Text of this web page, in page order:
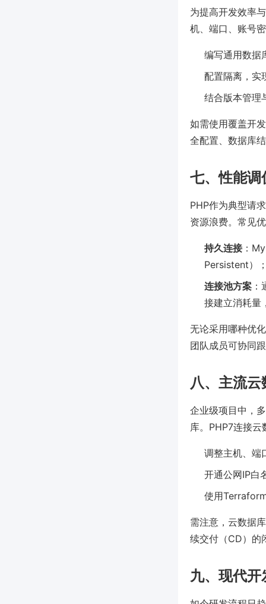
为提高开发效率
机、端口、账号
编写通用数据
配置隔离，实
结合版本管理
如需使用覆盖开
全配置、数据库
七、性能调
PHP作为典型请
资源浪费。常见
持久连接：
Persistent）
连接池方案
接建立消耗量
无论采用哪种优
团队成员可协同
八、主流
企业级项目中，
库。PHP7连接云
调整主机、端
开通公网IP白
使用
需注意，云数据
续交付（CD）的
九、现代